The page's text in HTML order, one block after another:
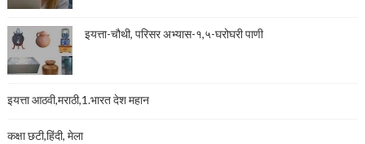
इयत्ता-चौथी, परिसर अभ्यास-१,५-घरोघरी पाणी
इयत्ता आठवी,मराठी,1.भारत देश महान
कक्षा छटी,हिंदी, मेला